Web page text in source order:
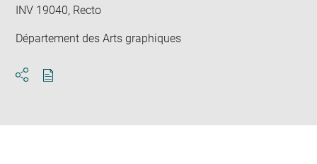
INV 19040, Recto
Département des Arts graphiques